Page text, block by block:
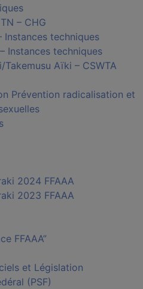
– CHG
Instances techniques
Instances techniques
Takemusu Aïki – CSWTA
Prévention radicalisation et
2024 FFAAA
2023 FFAAA
FFAAA”
et Législation
(PSF)